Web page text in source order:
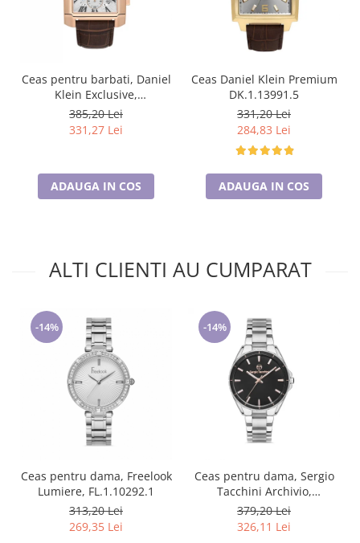
Ceas pentru barbati, Daniel
Klein Exclusive,
DK.1.13748.5
385,20 Lei
331,27 Lei
ADAUGA IN COS
Ceas Daniel Klein Premium
DK.1.13991.5
331,20 Lei
284,83 Lei
ADAUGA IN COS
ALTI CLIENTI AU CUMPARAT
-14%
Ceas pentru dama, Freelook
Lumiere, FL.1.10292.1
313,20 Lei
269,35 Lei
-14%
Ceas pentru dama, Sergio
Tacchini Archivio,
ST.1.10365.1
379,20 Lei
326,11 Lei